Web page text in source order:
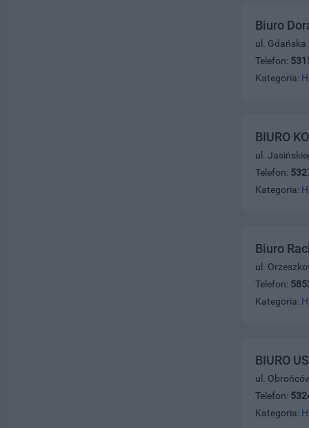
Biuro
ul. Gdańska
Telefon:
Kategoria:
BIURO
ul.
Telefon:
Kategoria:
Biuro
ul.
Telefon:
Kategoria:
BIURO
ul.
Telefon:
Kategoria: